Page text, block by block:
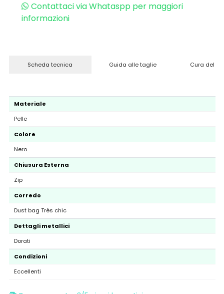
Contattaci via Whataspp per maggiori
informazioni
Scheda tecnica Guida alle taglie Cura del
Materiale
Pelle
Colore
Nero
Chiusura Esterna
Zip
Corredo
Dust bag Très chic
Dettagli metallici
Dorati
Condizioni
Eccellenti